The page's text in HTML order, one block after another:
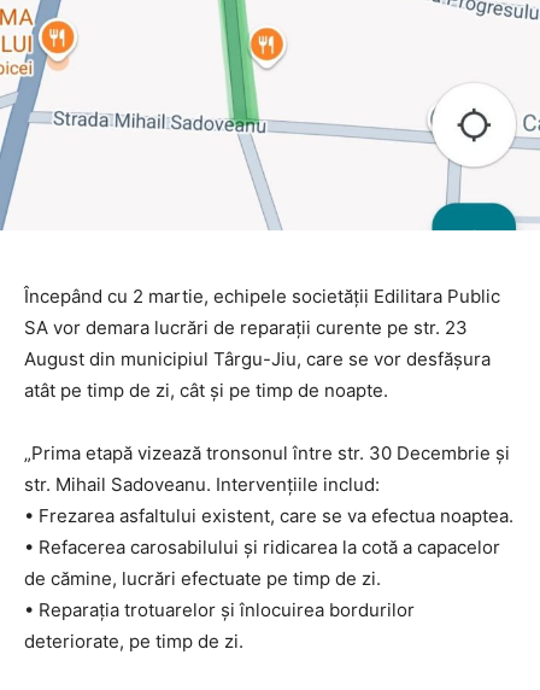
Începând cu 2 martie, echipele societății Edilitara Public
SA vor demara lucrări de reparații curente pe str. 23
August din municipiul Târgu-Jiu, care se vor desfășura
atât pe timp de zi, cât și pe timp de noapte.
„Prima etapă vizează tronsonul între str. 30 Decembrie și
str. Mihail Sadoveanu. Intervențiile includ:
• Frezarea asfaltului existent, care se va efectua noaptea.
• Refacerea carosabilului și ridicarea la cotă a capacelor
de cămine, lucrări efectuate pe timp de zi.
• Reparația trotuarelor și înlocuirea bordurilor
deteriorate, pe timp de zi.